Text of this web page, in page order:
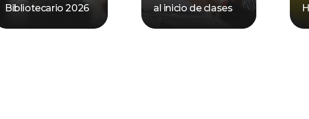
Bibliotecario 2026
al inicio de clases